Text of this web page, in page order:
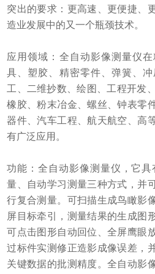
突出的要求：更高速、更便捷、
造业发展中的又一个瓶颈技术。
应用领域：全自动影像测量仪
具、塑胶、精密零件、弹簧、
工、二维抄数、绘图、工程开发
橡胶、粉末冶金、螺丝、钟表零
器件、汽车工程、航天航空、高
有广泛应用。
功能：全自动影像测量仪，它
量、自动学习测量三种方式，并
行复合测量。可扫描生成鸟瞰影
屏目标牵引，测量结果的生成图
可点击图形自动回位、全屏鹰眼
过标件实测修正造影成像误差，
关键数据的批测精度。全自动影